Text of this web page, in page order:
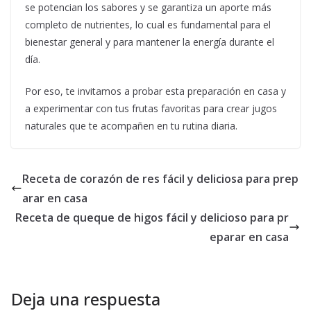
se potencian los sabores y se garantiza un aporte más
completo de nutrientes, lo cual es fundamental para el
bienestar general y para mantener la energía durante el
día.
Por eso, te invitamos a probar esta preparación en casa y
a experimentar con tus frutas favoritas para crear jugos
naturales que te acompañen en tu rutina diaria.
Receta de corazón de res fácil y deliciosa para prep
arar en casa
Receta de queque de higos fácil y delicioso para pr
eparar en casa
Deja una respuesta